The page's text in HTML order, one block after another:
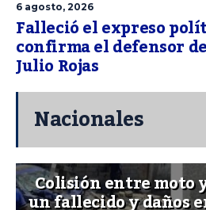
6 agosto, 2026
Falleció el expreso
confirma el defensor
Julio Rojas
Nacionales
Colisión entre moto
un fallecido y daños